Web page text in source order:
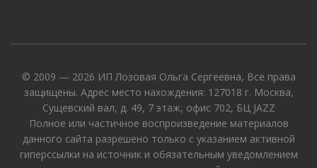
© 2009 — 2026 ИП Лозовая Ольга Сергеевна, Все права
защищены. Адрес место нахождения: 127018 г. Москва,
Сущевский вал, д. 49, 7 этаж, офис 702, БЦ JAZZ
Полное или частичное воспроизведение материалов
данного сайта разрешено только с указанием активной
гиперссылки на источник и обязательным уведомлением